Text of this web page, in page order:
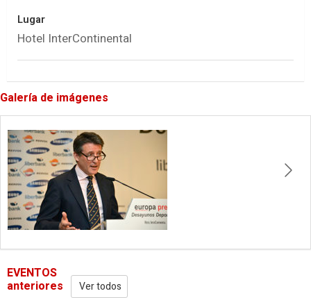
Lugar
Hotel InterContinental
Galería de imágenes
EVENTOS
anteriores Ver todos